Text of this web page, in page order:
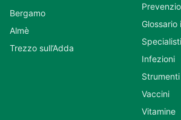
Bergamo
Almè
Trezzo sull’Adda
Glossario
Specialisti
Infezioni
Vaccini
Vitamine